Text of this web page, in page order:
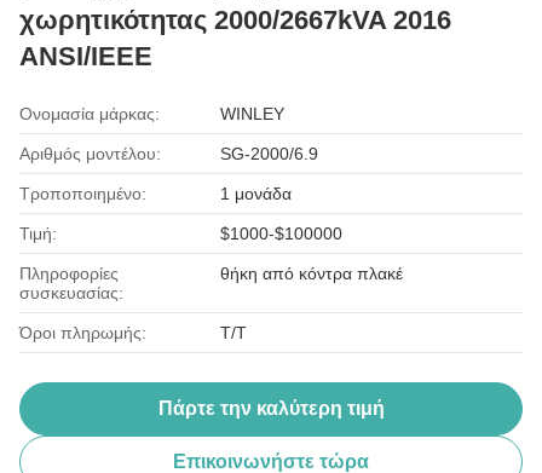
χωρητικότητας 2000/2667kVA 2016
ANSI/IEEE
Ονομασία μάρκας: WINLEY
Αριθμός μοντέλου: SG-2000/6.9
Τροποποιημένο: 1 μονάδα
Τιμή: $1000-$100000
Πληροφορίες
συσκευασίας:
θήκη από κόντρα πλακέ
Όροι πληρωμής: T/T
Πάρτε την καλύτερη τιμή
Επικοινωνήστε τώρα